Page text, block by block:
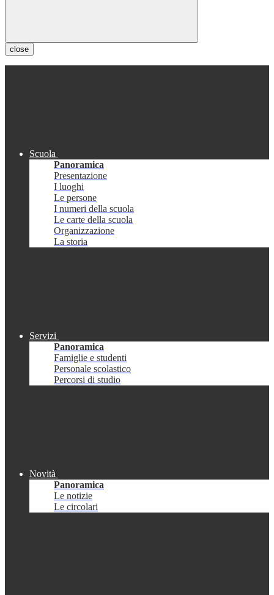
close
Scuola
Panoramica
Presentazione
I luoghi
Le persone
I numeri della scuola
Le carte della scuola
Organizzazione
La storia
Servizi
Panoramica
Famiglie e studenti
Personale scolastico
Percorsi di studio
Novità
Panoramica
Le notizie
Le circolari